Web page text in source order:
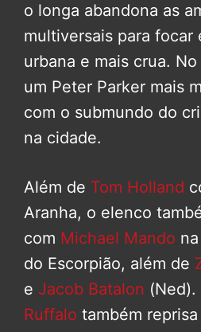
o longa abandona as
multiversais para focar
urbana e mais crua.
um Peter Parker mais
com o submundo do
na cidade.
Além de Tom Holland
Aranha, o elenco
com Michael Mando
do Escorpião, além de
e Jacob Batalon (Ned).
Ruffalo também